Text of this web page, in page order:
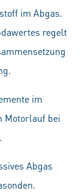
im Abgas.
regelt
im
Motorlauf bei
Abgas